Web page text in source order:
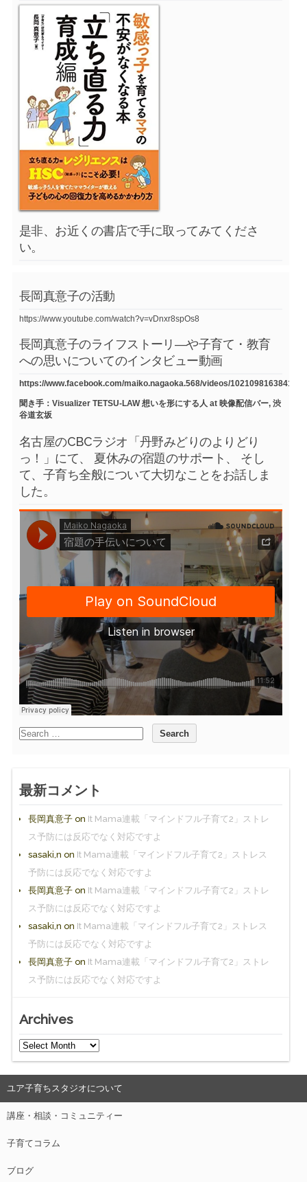
是非、お近くの書店で手に取ってみてくださ
い。
長岡真意子の活動
https://www.youtube.com/watch?v=vDnxr8spOs8
長岡真意子のライフストーリ―や子育て・教育
への思いについてのインタビュー動画
https://www.facebook.com/maiko.nagaoka.568/videos/
聞き手：Visualizer TETSU-LAW 想いを形にする人 at 映像配信バー, 渋
谷道玄坂
名古屋のCBCラジオ「丹野みどりのよりどり
っ！」にて、 夏休みの宿題のサポート、 そし
て、子育ち全般について大切なことをお話しま
した。
最新コメント
長岡真意子on It Mama連載「マインドフル子育て2」ストレ
ス予防には反応でなく対応ですよ
sasaki,n on It Mama連載「マインドフル子育て2」ストレス
予防には反応でなく対応ですよ
長岡真意子on It Mama連載「マインドフル子育て2」ストレ
ス予防には反応でなく対応ですよ
sasaki,n on It Mama連載「マインドフル子育て2」ストレス
予防には反応でなく対応ですよ
長岡真意子on It Mama連載「マインドフル子育て2」ストレ
ス予防には反応でなく対応ですよ
Archives
ユア子育ちスタジオについて
講座・相談・コミュニティー
子育てコラム
ブログ